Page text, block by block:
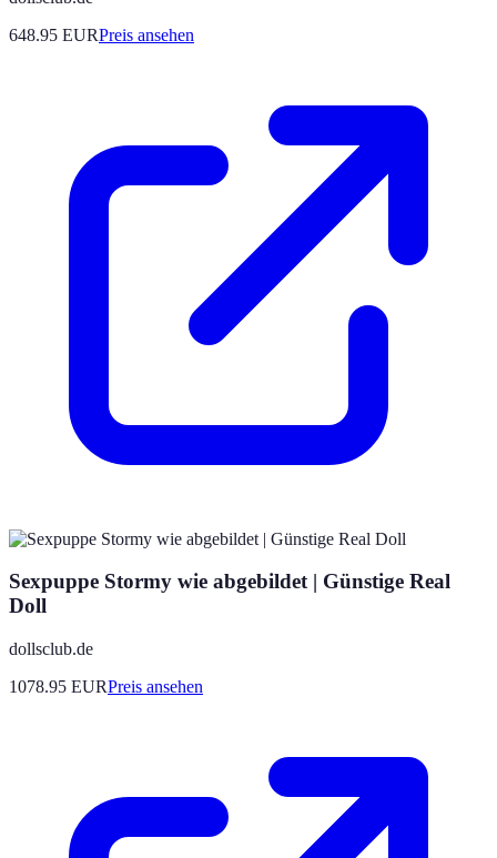
648.95 EURPreis ansehen
Sexpuppe Stormy wie abgebildet | Günstige Real
Doll
dollsclub.de
1078.95 EURPreis ansehen